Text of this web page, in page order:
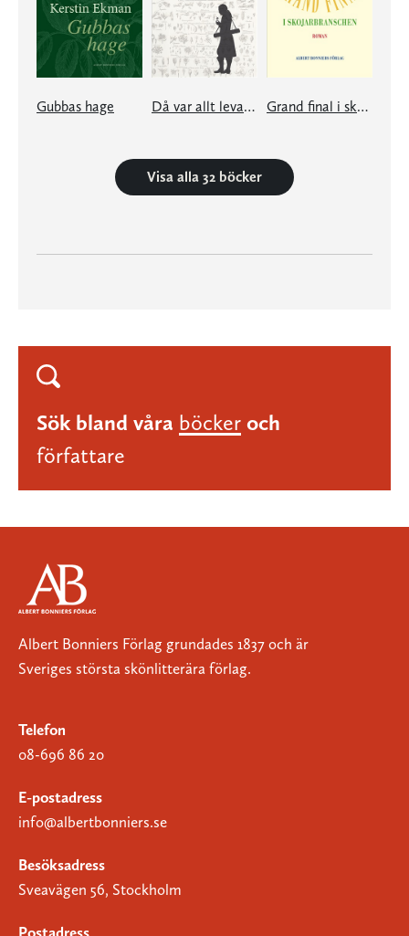
Gubbas hage Då var allt levande och lustigt Grand final i skojarbranschen
Visa alla 32 böcker
Sök bland våra böcker och
författare
Albert Bonniers Förlag grundades 1837 och är
Sveriges största skönlitterära förlag.
Telefon
08-696 86 20
E-postadress
info@albertbonniers.se
Besöksadress
Sveavägen 56, Stockholm